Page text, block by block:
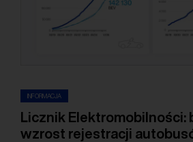
INFORMACJA
Licznik Elektromobilności:
wzrost rejestracji